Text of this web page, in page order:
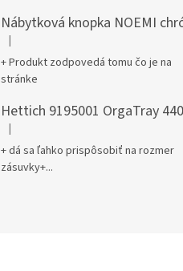
Hodnotenie produktu je 5 z 5
|
+ Produkt zodpovedá tomu čo je na
stránke
Hodnotenie produktu je 5 z 5
|
+ dá sa ľahko prispôsobiť na rozmer
zásuvky+...